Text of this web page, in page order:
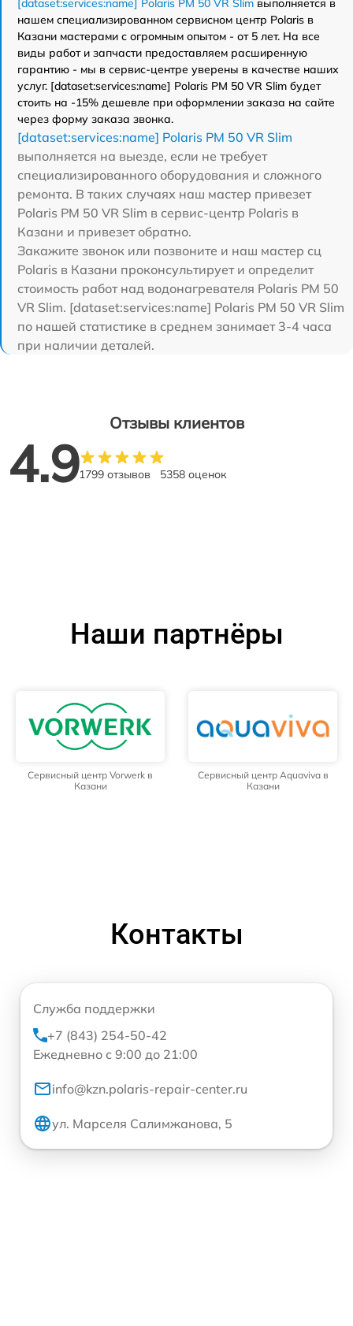
[dataset:services:name] Polaris PM 50 VR Slim выполняется в
нашем специализированном сервисном центр Polaris в
Казани мастерами с огромным опытом - от 5 лет. На все
виды работ и запчасти предоставляем расширенную
гарантию - мы в сервис-центре уверены в качестве наших
услуг. [dataset:services:name] Polaris PM 50 VR Slim будет
стоить на -15% дешевле при оформлении заказа на сайте
через форму заказа звонка.
[dataset:services:name] Polaris PM 50 VR Slim
выполняется на выезде, если не требует
специализированного оборудования и сложного
ремонта. В таких случаях наш мастер привезет
Polaris PM 50 VR Slim в сервис-центр Polaris в
Казани и привезет обратно.
Закажите звонок или позвоните и наш мастер сц
Polaris в Казани проконсультирует и определит
стоимость работ над водонагревателя Polaris PM 50
VR Slim. [dataset:services:name] Polaris PM 50 VR Slim
по нашей статистике в среднем занимает 3-4 часа
при наличии деталей.
Отзывы клиентов
4.91799 отзывов 5358 оценок
Наши партнёры
Сервисный центр Vorwerk в
Казани
Сервисный центр Aquaviva в
Казани
Контакты
Служба поддержки
+7 (843) 254-50-42
Ежедневно с 9:00 до 21:00
info@kzn.polaris-repair-center.ru
ул. Марселя Салимжанова, 5